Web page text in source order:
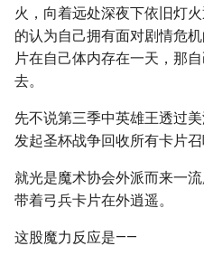
火，向着远处深夜下依旧灯
的认为自己拥有面对剧情危
片在自己体内存在一天，那
去。
先不说第三季中英雄王透过
发起圣杯战争回收所有卡片召
就光是魔术协会外派而来一
带着弓兵卡片在外逍遥。
这股魔力反应是——